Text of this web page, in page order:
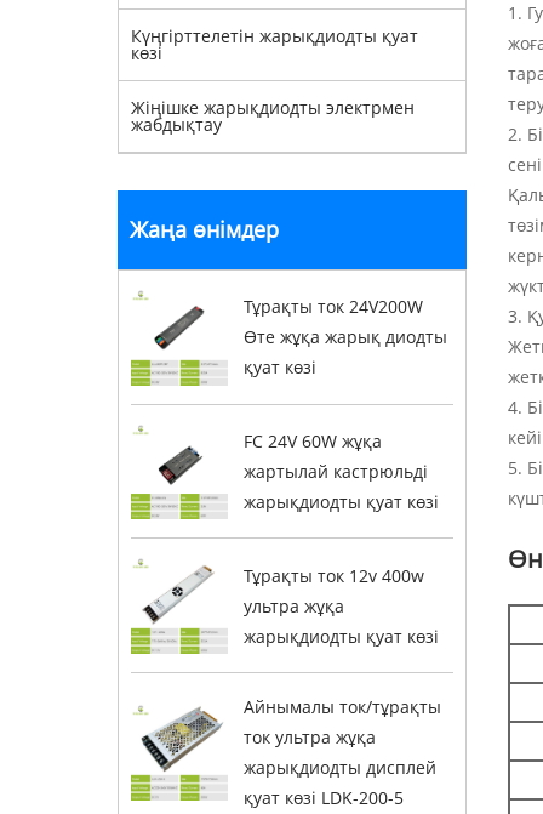
Күңгірттелетін жарықдиодты қуат
көзі
Жіңішке жарықдиодты электрмен
жабдықтау
Жаңа өнімдер
Тұрақты ток 24V200W
Өте жұқа жарық диодты
қуат көзі
FC 24V 60W жұқа
жартылай кастрюльді
жарықдиодты қуат көзі
Тұрақты ток 12v 400w
ультра жұқа
жарықдиодты қуат көзі
Айнымалы ток/тұрақты
ток ультра жұқа
жарықдиодты дисплей
қуат көзі LDK-200-5
1.
2.
3.
4.
5.